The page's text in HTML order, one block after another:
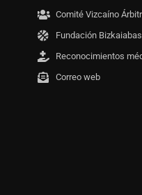
Comité Vizcaíno
Fundación
Reconocimientos
Correo web